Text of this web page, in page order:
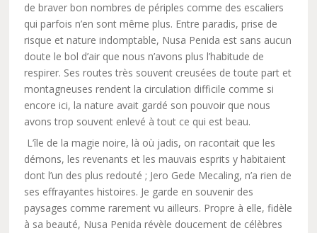
de braver bon nombres de périples comme des escaliers
qui parfois n’en sont même plus. Entre paradis, prise de
risque et nature indomptable, Nusa Penida est sans aucun
doute le bol d’air que nous n’avons plus l’habitude de
respirer. Ses routes très souvent creusées de toute part et
montagneuses rendent la circulation difficile comme si
encore ici, la nature avait gardé son pouvoir que nous
avons trop souvent enlevé à tout ce qui est beau.
L’île de la magie noire, là où jadis, on racontait que les
démons, les revenants et les mauvais esprits y habitaient
dont l’un des plus redouté ; Jero Gede Mecaling, n’a rien de
ses effrayantes histoires. Je garde en souvenir des
paysages comme rarement vu ailleurs. Propre à elle, fidèle
à sa beauté, Nusa Penida révèle doucement de célèbres